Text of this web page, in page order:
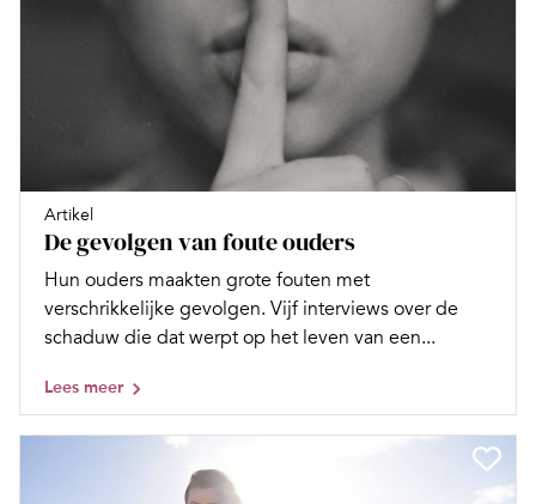
Artikel
De gevolgen van foute ouders
Hun ouders maakten grote fouten met
verschrikkelijke gevolgen. Vijf interviews over de
schaduw die dat werpt op het leven van een...
Lees meer